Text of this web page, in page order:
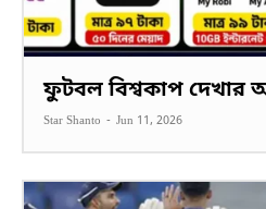
ফুটবল বিশ্বকাপ দেখার
Star Shanto - Jun 11, 2026